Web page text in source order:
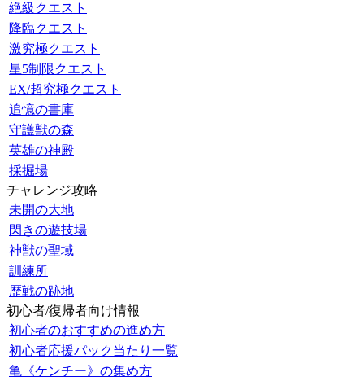
絶級クエスト
降臨クエスト
激究極クエスト
星5制限クエスト
EX/超究極クエスト
追憶の書庫
守護獣の森
英雄の神殿
採掘場
チャレンジ攻略
未開の大地
閃きの遊技場
神獣の聖域
訓練所
歴戦の跡地
初心者/復帰者向け情報
初心者のおすすめの進め方
初心者応援パック当たり一覧
亀《ケンチー》の集め方